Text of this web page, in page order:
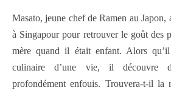
Masato, jeune chef de Ramen au Japon,
à Singapour pour retrouver le goût des
mère quand il était enfant. Alors
culinaire d’une vie, il découvre
profondément enfouis. Trouvera-t-il la